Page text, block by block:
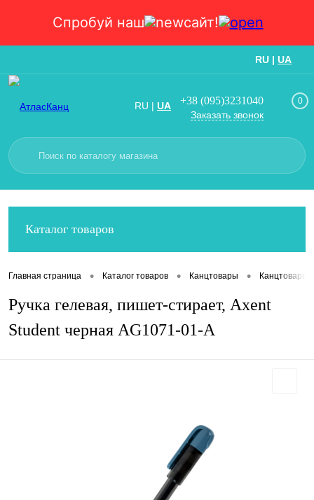
Спробуй наш сайт!
RU | UA
RU | UA +38 (095)3231040
Заказать звонок
0
Каталог товаров
Главная страница • Каталог товаров • Канцтовары • Канцтовары
Ручка гелевая, пишет-стирает, Axent
Student черная AG1071-01-A